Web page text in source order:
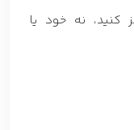
نه خود یا